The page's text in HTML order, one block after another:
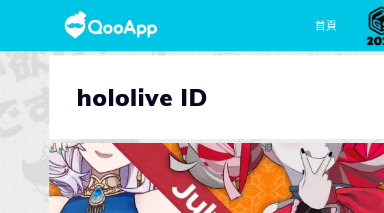
首頁
hololive ID